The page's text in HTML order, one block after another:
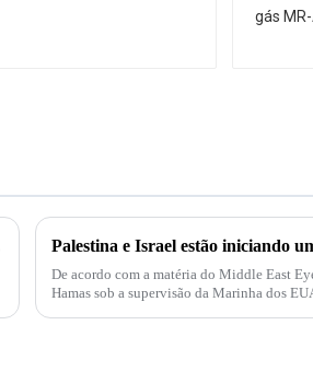
De acordo com a matéria do Middle East
Hamas sob a supervisão da Marinha dos